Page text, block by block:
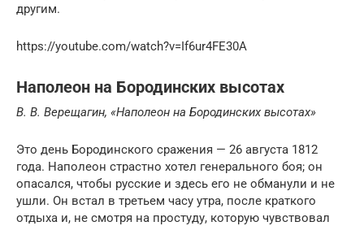
другим.
https://youtube.com/watch?v=If6ur4FE30A
Наполеон на Бородинских высотах
В. В. Верещагин, «Наполеон на Бородинских высотах»
Это день Бородинского сражения — 26 августа 1812
года. Наполеон страстно хотел генерального боя; он
опасался, чтобы русские и здесь его не обманули и не
ушли. Он встал в третьем часу утра, после краткого
отдыха и, не смотря на простуду, которую чувствовал